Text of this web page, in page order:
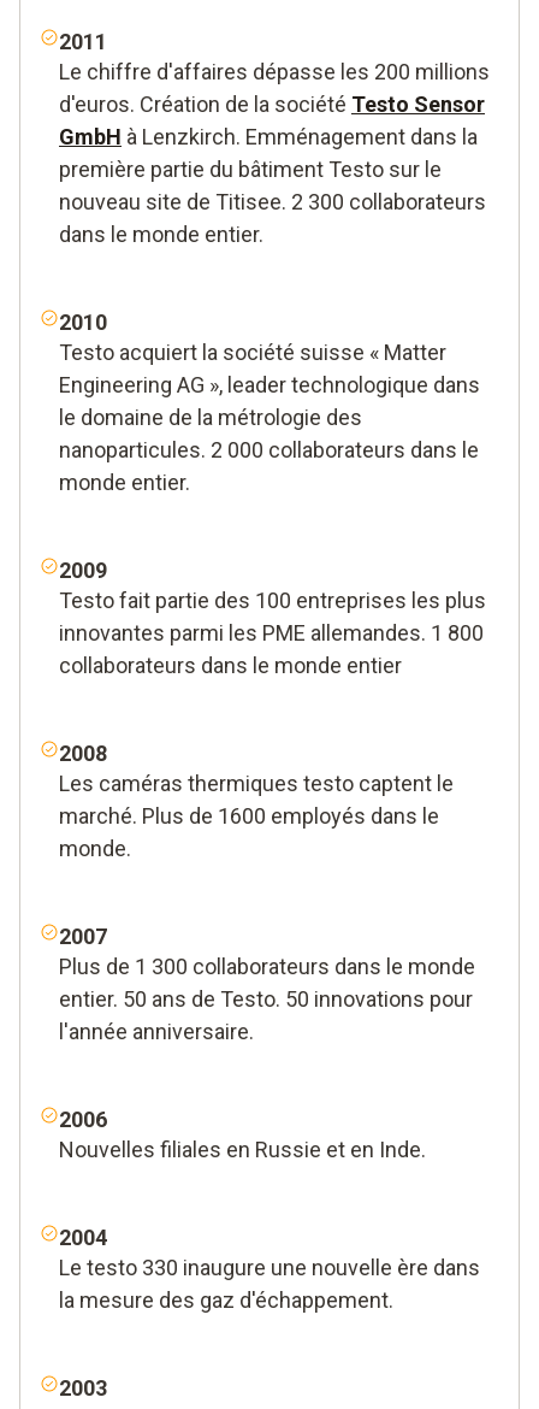
2011
Le chiffre d'affaires dépasse les 200 millions
d'euros. Création de la société Testo Sensor
GmbH à Lenzkirch. Emménagement dans la
première partie du bâtiment Testo sur le
nouveau site de Titisee. 2 300 collaborateurs
dans le monde entier.
2010
Testo acquiert la société suisse « Matter
Engineering AG », leader technologique dans
le domaine de la métrologie des
nanoparticules. 2 000 collaborateurs dans le
monde entier.
2009
Testo fait partie des 100 entreprises les plus
innovantes parmi les PME allemandes. 1 800
collaborateurs dans le monde entier
2008
Les caméras thermiques testo captent le
marché. Plus de 1600 employés dans le
monde.
2007
Plus de 1 300 collaborateurs dans le monde
entier. 50 ans de Testo. 50 innovations pour
l'année anniversaire.
2006
Nouvelles filiales en Russie et en Inde.
2004
Le testo 330 inaugure une nouvelle ère dans
la mesure des gaz d'échappement.
2003